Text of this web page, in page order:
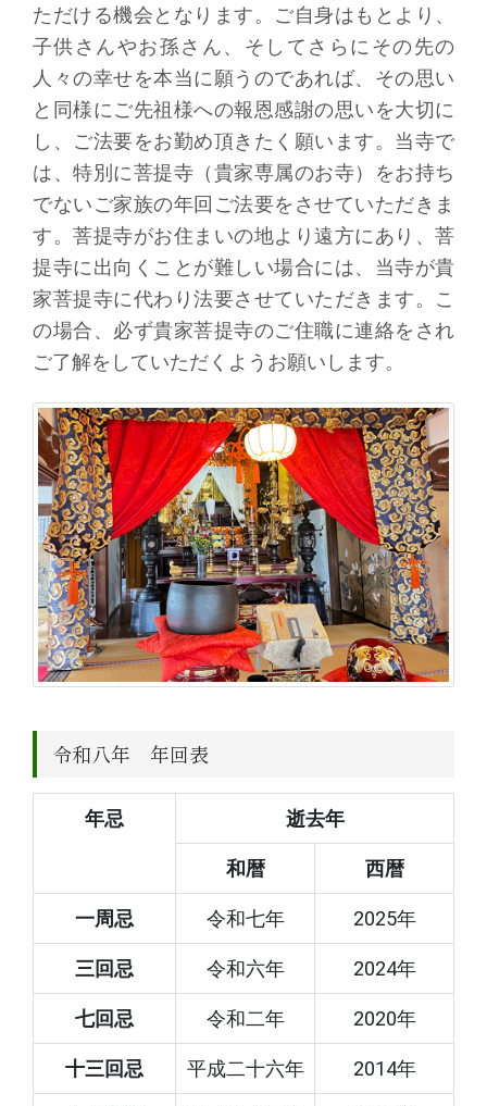
ただける機会となります。ご自身はもとより、
子供さんやお孫さん、そしてさらにその先の
人々の幸せを本当に願うのであれば、その思い
と同様にご先祖様への報恩感謝の思いを大切に
し、ご法要をお勤め頂きたく願います。当寺で
は、特別に菩提寺（貴家専属のお寺）をお持ち
でないご家族の年回ご法要をさせていただきま
す。菩提寺がお住まいの地より遠方にあり、菩
提寺に出向くことが難しい場合には、当寺が貴
家菩提寺に代わり法要させていただきます。こ
の場合、必ず貴家菩提寺のご住職に連絡をされ
ご了解をしていただくようお願いします。
令和八年 年回表
年忌 逝去年
和暦 西暦
一周忌 令和七年 2025年
三回忌 令和六年 2024年
七回忌 令和二年 2020年
十三回忌 平成二十六年 2014年